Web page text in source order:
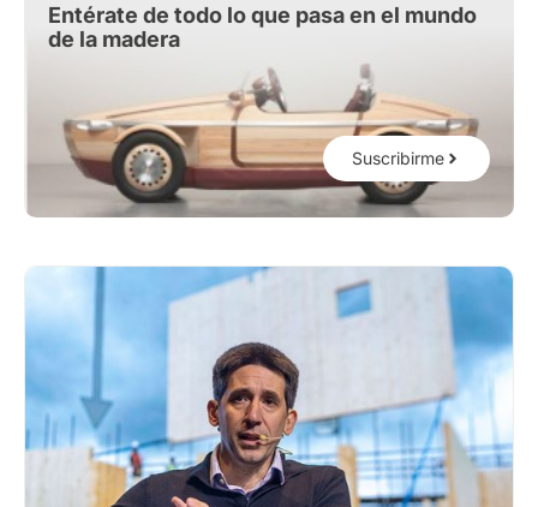
Entérate de todo lo que pasa en el mundo
de la madera
Suscribirme